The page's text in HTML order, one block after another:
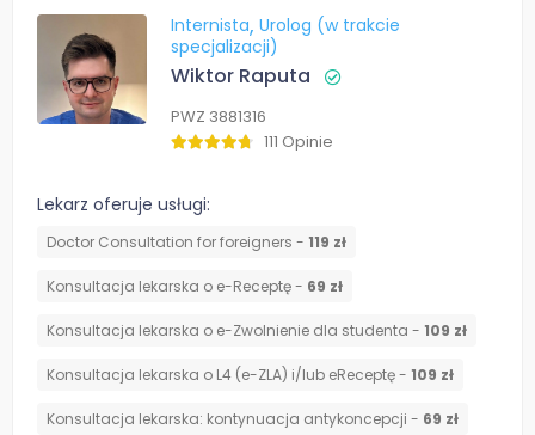
Internista Urolog (w trakcie
specjalizacji)
Wiktor Raputa
PWZ 3881316
111 Opinie
Lekarz oferuje usługi:
Doctor Consultation for foreigners - 119 zł
Konsultacja lekarska o e-Receptę - 69 zł
Konsultacja lekarska o e-Zwolnienie dla studenta - 109 zł
Konsultacja lekarska o L4 (e-ZLA) i/lub eReceptę - 109 zł
⁠Konsultacja lekarska: kontynuacja antykoncepcji - 69 zł